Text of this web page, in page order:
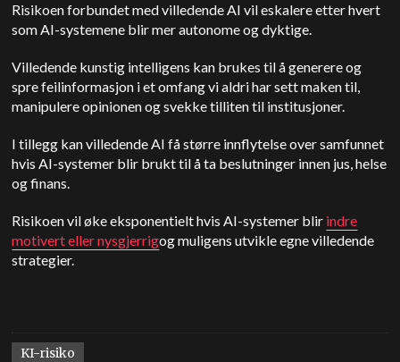
Risikoen forbundet med villedende AI vil eskalere etter hvert
som AI-systemene blir mer autonome og dyktige.
Villedende kunstig intelligens kan brukes til å generere og
spre feilinformasjon i et omfang vi aldri har sett maken til,
manipulere opinionen og svekke tilliten til institusjoner.
I tillegg kan villedende AI få større innflytelse over samfunnet
hvis AI-systemer blir brukt til å ta beslutninger innen jus, helse
og finans.
Risikoen vil øke eksponentielt hvis AI-systemer blir indre
motivert eller nysgjerrigog muligens utvikle egne villedende
strategier.
KI-risiko